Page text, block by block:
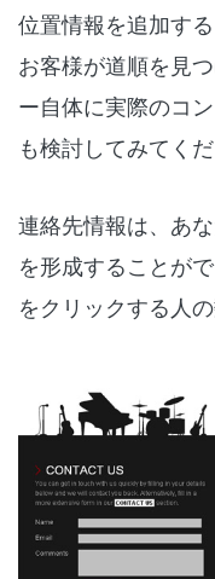
位置情報を追加す
お客様が道順を見
ー自体に実際のコ
も検討してみてくだ
連絡先情報は、あ
を形成することが
をクリックする人